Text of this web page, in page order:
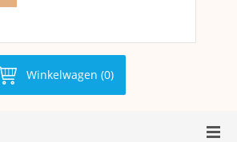
Winkelwagen (0)